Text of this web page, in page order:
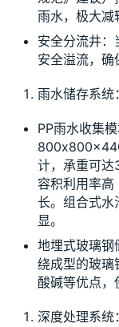
雨水，极大减
安全分流井
安全溢流，确
雨水储存系统
PP雨水收集
计，承重可达
容积利用率
长。组合式水
显。
地埋式玻璃钢
绕成型的玻璃
酸碱等优点，
深度处理系统